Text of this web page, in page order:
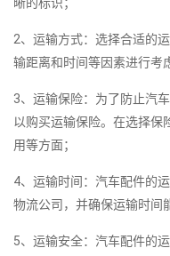
2、运输方式：选择合适的
输距离和时间等因素进行考
3、运输保险：为了防止汽
以购买运输保险。在选择保
用等方面；
4、运输时间：汽车配件的
物流公司，并确保运输时间
5、运输安全：汽车配件的